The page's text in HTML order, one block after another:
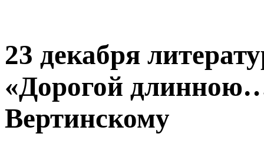
23 декабря
«Дорогой
Вертинскому